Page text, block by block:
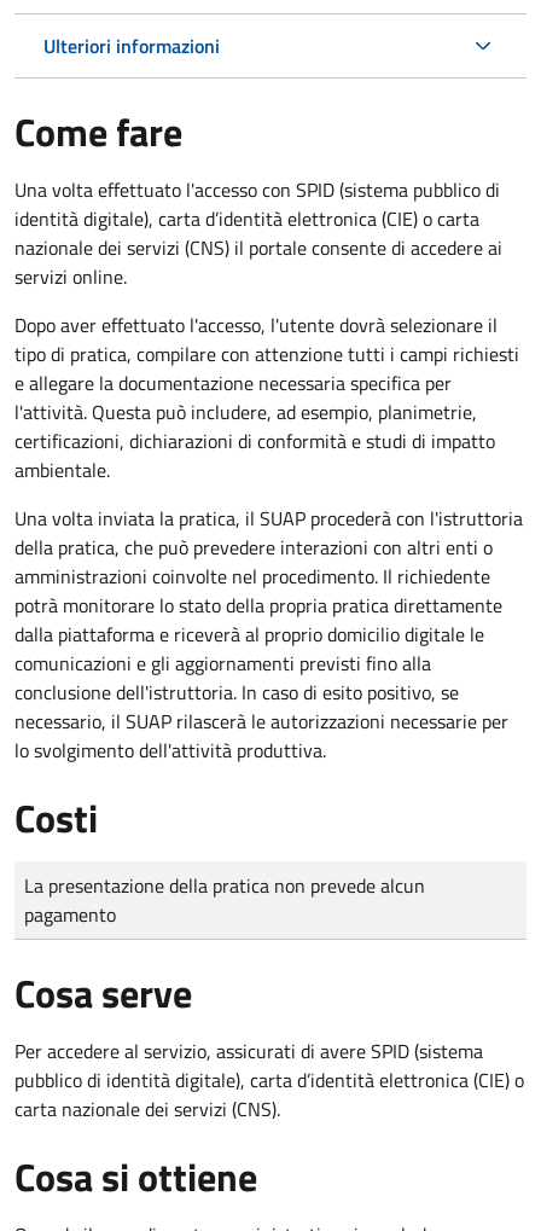
Ulteriori informazioni
Come fare
Una volta effettuato l'accesso con SPID (sistema pubblico di
identità digitale), carta d’identità elettronica (CIE) o carta
nazionale dei servizi (CNS) il portale consente di accedere ai
servizi online.
Dopo aver effettuato l'accesso, l'utente dovrà selezionare il
tipo di pratica, compilare con attenzione tutti i campi richiesti
e allegare la documentazione necessaria specifica per
l'attività. Questa può includere, ad esempio, planimetrie,
certificazioni, dichiarazioni di conformità e studi di impatto
ambientale.
Una volta inviata la pratica, il SUAP procederà con l'istruttoria
della pratica, che può prevedere interazioni con altri enti o
amministrazioni coinvolte nel procedimento. Il richiedente
potrà monitorare lo stato della propria pratica direttamente
dalla piattaforma e riceverà al proprio domicilio digitale le
comunicazioni e gli aggiornamenti previsti fino alla
conclusione dell'istruttoria. In caso di esito positivo, se
necessario, il SUAP rilascerà le autorizzazioni necessarie per
lo svolgimento dell'attività produttiva.
Costi
Tipo di pagamento
Importo
La presentazione della pratica non prevede alcun
pagamento
Cosa serve
Per accedere al servizio, assicurati di avere SPID (sistema
pubblico di identità digitale), carta d’identità elettronica (CIE) o
carta nazionale dei servizi (CNS).
Cosa si ottiene